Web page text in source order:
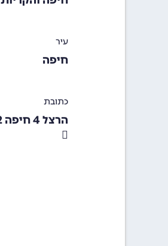
עיר
חיפה
כתובת
הרצל 4 חיפה 33502